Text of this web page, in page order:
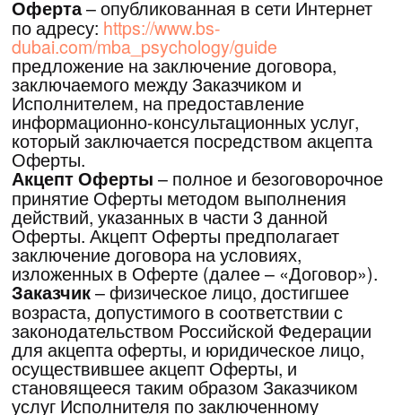
осуществившее акцепт Оферты, и
становящееся таким образом Заказчиком
услуг Исполнителя по заключенному
Договору.
Услуги - информационно -
консультационные услуги, оказываемые
Исполнителем в рамках Мероприятия, в
соответствии с программой, размещенной на
официальном Сайте Мероприятия,
являющейся неотъемлемой частью
Договора.
Стоимость услуг
Исполнителем и публикуется на Сайте
Мероприятия.
Сайт Мероприятия и/или Сайт– сайт,
расположенный в сети Интернет по адресу:
https://www.bs-
dubai.com/mba_psychology/guide
Место проведения Мероприятия и
оказания услуг– указываются на Сайте
Мероприятия.
Онлайн участие в Мероприятии–
осуществляется путем перехода Заказчика
по ссылке-доступу, направленную
Исполнителем на контактную электронную
почту, оставленную Заказчиком при Акцепте
Оферты.
Дата проведения Мероприятия-
указывается Исполнителем на сайте
Мероприятия.